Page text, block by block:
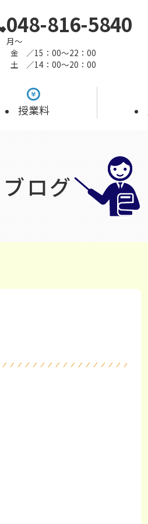
048-816-5840
月～
金
／15：00～22：00
土
／14：00～20：00
授業料
ログ